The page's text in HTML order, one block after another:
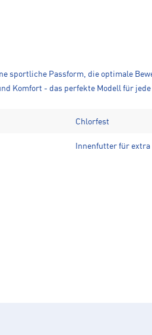
sportliche Passform, die optimale
Komfort - das perfekte Modell für jede
Chlorfest
Innenfutter für extra